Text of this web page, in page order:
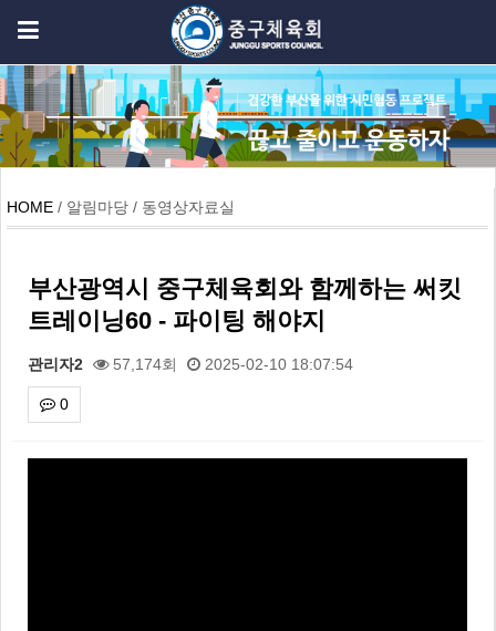
HOME / 알림마당 / 동영상자료실
부산광역시 중구체육회와 함께하는 써킷
트레이닝60 - 파이팅 해야지
관리자2 57,174회 2025-02-10 18:07:54
0